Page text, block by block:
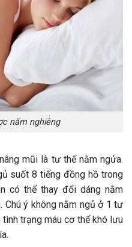
năm nghiêng
mũi là tư thế nằm ngửa.
suốt 8 tiếng đồng hồ trong
có thể thay đổi dáng nằm
Chú ý không nằm ngủ ở 1 tư
trạng máu cơ thể khó lưu